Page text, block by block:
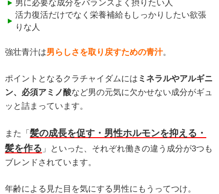
男に必要な成分をバランスよく摂りたい人
活力復活だけでなく栄養補給もしっかりしたい欲張
りな人
強壮青汁は男らしさを取り戻すための青汁。
ポイントとなるクラチャイダムには ミネラルやアルギニ
ン、必須アミノ酸など男の元気に欠かせない成分がギュ
ッと詰まっています。
また「 髪の成長を促す・男性ホルモンを抑える・
髪を作る 」といった、それぞれ働きの違う成分が3つも
ブレンドされています。
年齢による見た目を気にする男性にもうってつけ。